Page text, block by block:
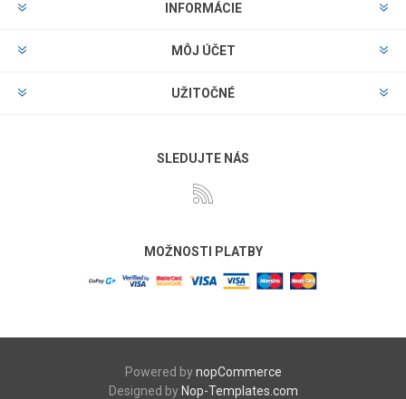
INFORMÁCIE
MÔJ ÚČET
UŽITOČNÉ
SLEDUJTE NÁS
MOŽNOSTI PLATBY
Powered bynopCommerce
Designed by Nop-Templates.com